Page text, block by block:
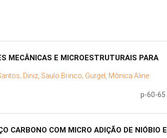
MECÂNICAS E MICROESTRUTURAIS PARA
Diniz, Saulo Brinco; Gurgel, Mônica Aline
p-60-65
CARBONO COM MICRO ADIÇÃO DE NIÓBIO E